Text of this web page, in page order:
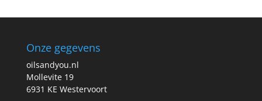
Onze gegevens
oilsandyou.nl
Mollevite 19
6931 KE Westervoort